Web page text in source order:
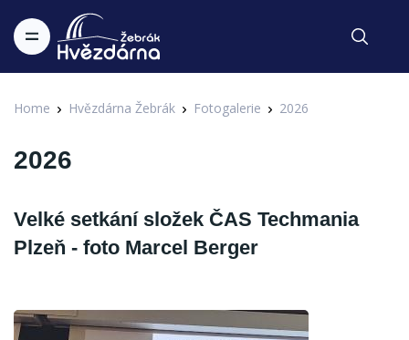
Home Hvězdárna Žebrák Fotogalerie 2026
2026
Velké setkání složek ČAS Techmania
Plzeň - foto Marcel Berger